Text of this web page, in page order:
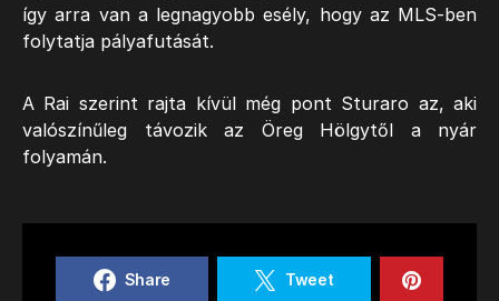
így arra van a legnagyobb esély, hogy az MLS-ben
folytatja pályafutását.
A Rai szerint rajta kívül még pont Sturaro az, aki
valószínűleg távozik az Öreg Hölgytől a nyár
folyamán.
Share Tweet